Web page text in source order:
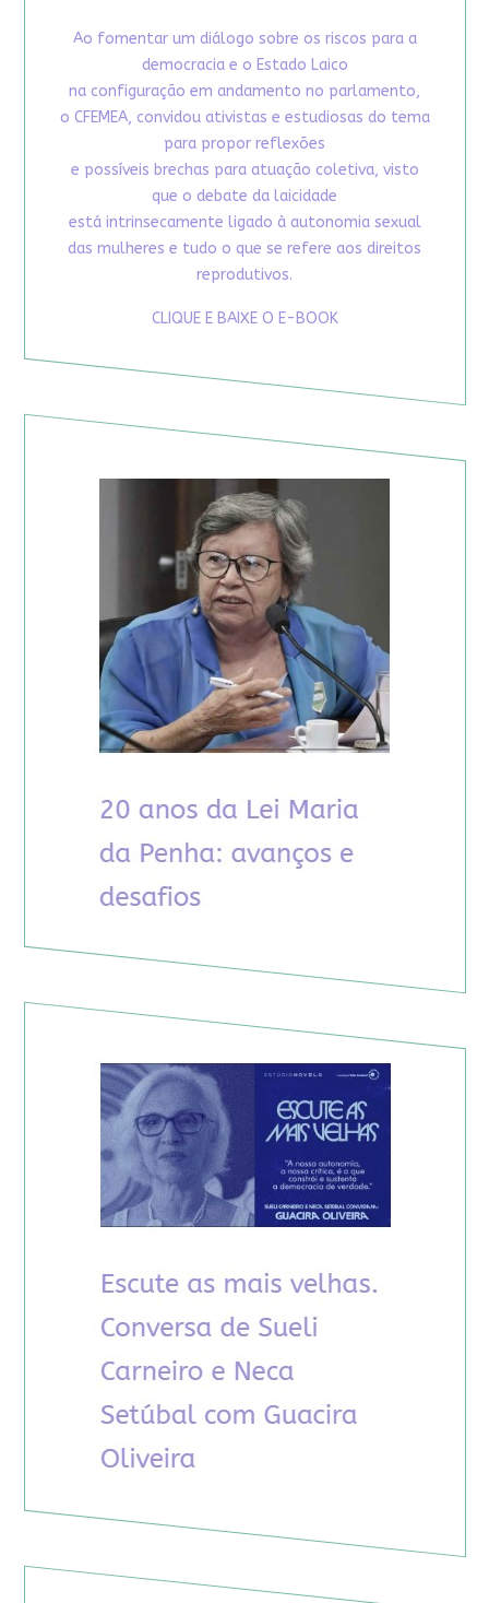
Ao fomentar um diálogo sobre os riscos para a
democracia e o Estado Laico
na configuração em andamento no parlamento,
o CFEMEA, convidou ativistas e estudiosas do tema
para propor reflexões
e possíveis brechas para atuação coletiva, visto
que o debate da laicidade
está intrinsecamente ligado à autonomia sexual
das mulheres e tudo o que se refere aos direitos
reprodutivos.
CLIQUE E BAIXE O E-BOOK